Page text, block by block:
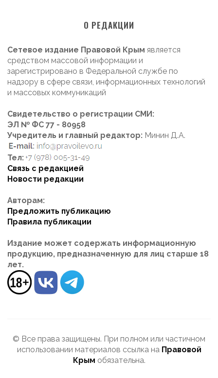
О РЕДАКЦИИ
Сетевое издание Правовой Крым является
средством массовой информации и
зарегистрировано в Федеральной службе по
надзору в сфере связи, информационных технологий
и массовых коммуникаций
Свидетельство о регистрации СМИ:
ЭЛ № ФС 77 - 80958
Учредитель и главный редактор: Минин Д.А.
Тел:
Связь с редакцией
Новости редакции
Авторам:
Предложить публикацию
Правила публикации
Издание может содержать информационную
продукцию, предназначенную для лиц старше 18
лет.
© Все права защищены. При полном или частичном
использовании материалов ссылка на Правовой
Крым обязательна.